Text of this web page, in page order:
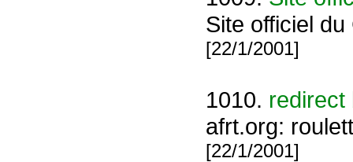
Site officiel
[22/1/2001]
1010. redirect
afrt.org:
[22/1/2001]